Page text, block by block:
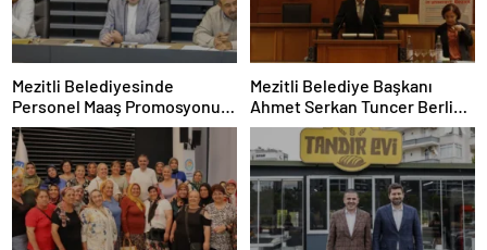
Mezitli Belediyesinde
Personel Maaş Promosyonu
Rekor Seviyeye Çıktı
Mezitli Belediye Başkanı
Ahmet Serkan Tuncer Berlin
Temaslarında